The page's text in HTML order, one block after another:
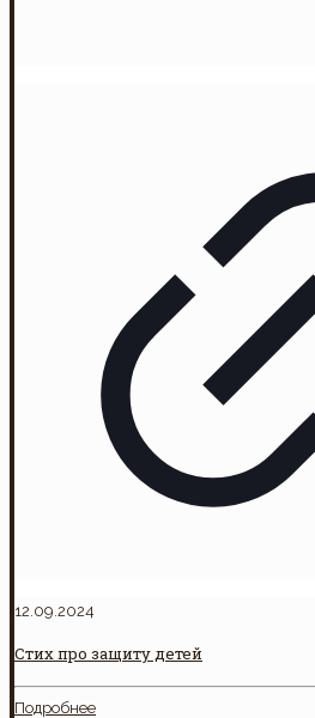
12.09.2024
Стих про защиту детей
Подробнее